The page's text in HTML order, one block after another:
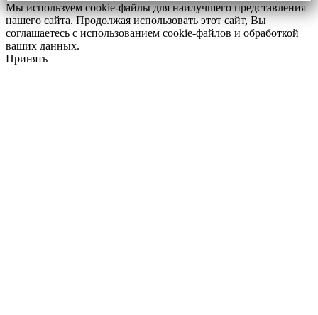
Мы используем cookie-файлы для наилучшего представления
нашего сайта. Продолжая использовать этот сайт, Вы
соглашаетесь с использованием cookie-файлов и обработкой
ваших данных.
Принять